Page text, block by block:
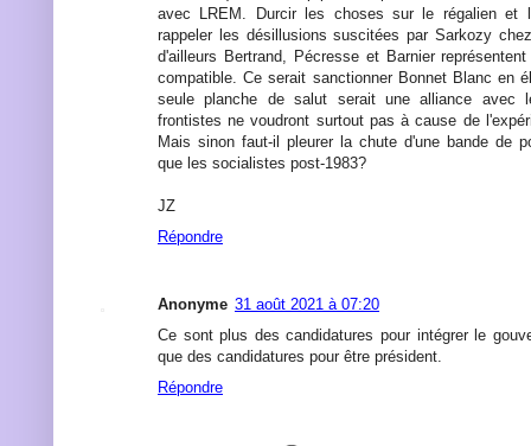
avec LREM. Durcir les choses sur le régalien et
rappeler les désillusions suscitées par Sarkozy
d'ailleurs Bertrand, Pécresse et Barnier
compatible. Ce serait sanctionner Bonnet Blanc en
seule planche de salut serait une alliance avec
frontistes ne voudront surtout pas à cause de
Mais sinon faut-il pleurer la chute d'une bande de
que les socialistes post-1983?
JZ
Répondre
Anonyme 31 août 2021 à 07:20
Ce sont plus des candidatures pour intégrer le
que des candidatures pour être président.
Répondre